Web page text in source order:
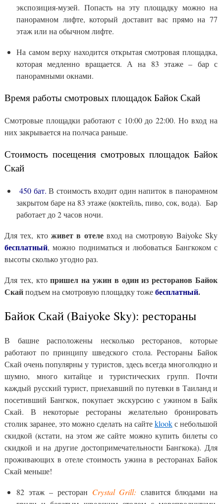
экспозиция-музей. Попасть на эту площадку можно на
панорамном лифте, который доставит вас прямо на 77
этаж или на обычном лифте.
На самом верху находится открытая смотровая площадка,
которая медленно вращается. А на 83 этаже – бар с
панорамными окнами.
Время работы смотровых площадок Байок Скай
Смотровые площадки работают с 10:00 до 22:00. Но вход на
них закрывается на полчаса раньше.
Стоимость посещения смотровых площадок Байок
Скай
450 бат.В стоимость входит один напиток в панорамном
закрытом баре на 83 этаже (коктейль, пиво, сок, вода). Бар
работает до 2 часов ночи.
Для тех, кто живет в отелевход на смотровую Baiyoke Sky
бесплатный, можно подниматься и любоваться Бангкоком с
высоты сколько угодно раз.
Для тех, ктопришел на ужин в один из ресторанов Байок
Скайподъем на смотровую площадку тожебесплатный.
Байок Скай (Baiyoke Sky): рестораны
В башне расположены несколько ресторанов, которые
работают по принципу шведского стола. Рестораны Байок
Скай очень популярны у туристов, здесь всегда многолюдно и
шумно, много китайце и туристических групп. Почти
каждый русский турист, приехавший по путевки в Таиланд и
посетивший Бангкок, покупает экскурсию с ужином в Байк
Скай. В некоторые рестораны желательно бронировать
столик заранее, это можно сделать на сайтеklookс небольшой
скидкой (кстати, на этом же сайте можно купить билеты со
скидкой и на другие достопримечательности Бангкока). Для
проживающих в отеле стоимость ужина в ресторанах Байок
Скай меньше!
82 этаж – ресторан Crystal Grill: славится блюдами на